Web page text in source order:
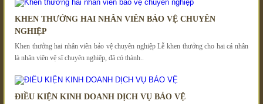
KHEN THƯỞNG HAI NHÂN VIÊN BẢO VỆ CHUYÊN
NGHIỆP
Khen thưởng hai nhân viên bảo vệ chuyên nghiệp Lễ khen thưởng cho hai cá nhân
là nhân viên vệ sĩ chuyên nghiệp, đã có thành..
ĐIỀU KIỆN KINH DOANH DỊCH VỤ BẢO VỆ